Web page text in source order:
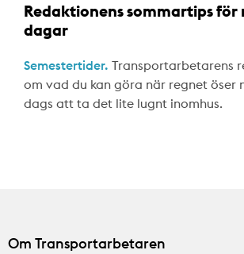
Redaktionens sommartips för
dagar
Semestertider. Transportarbetarens
om vad du kan göra när regnet öser
dags att ta det lite lugnt inomhus.
Om Transportarbetaren